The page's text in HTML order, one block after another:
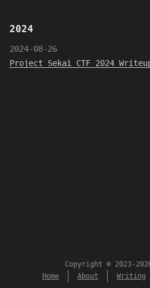
2024
2024-08-26
Project Sekai CTF 2024
Copyright © 2023-
Home
About Writing